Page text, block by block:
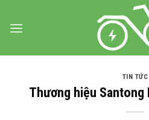
qua
TIN TỨC
Thương hiệu